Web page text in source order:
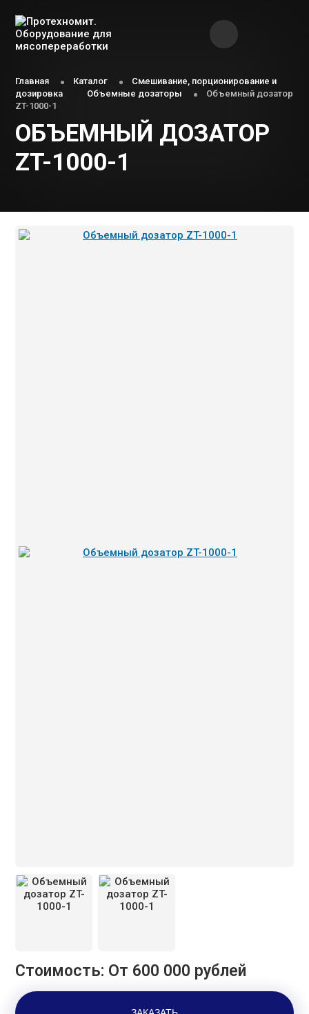
Главная Каталог
Смешивание, порционирование и
дозировка
Объемные дозаторы
Объемный дозатор
ZT-1000-1
ОБЪЕМНЫЙ ДОЗАТОР
ZT-1000-1
Стоимость: От 600 000 рублей